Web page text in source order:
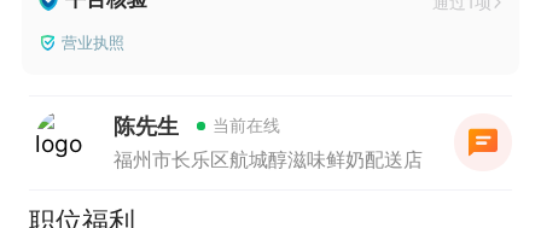
营业执照
陈先生 当前在线
福州市长乐区航城醇滋味鲜奶配送店
职位福利